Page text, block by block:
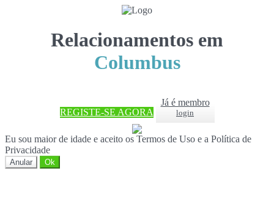
Relacionamentos em
Columbus
REGISTE-SE AGORA
Já é membro
login
Eu sou maior de idade e aceito os Termos de Uso e a Política de
Privacidade
Anular Ok